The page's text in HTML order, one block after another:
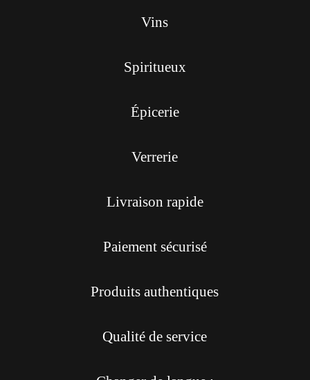
Vins
Spiritueux
Épicerie
Verrerie
Livraison rapide
Paiement sécurisé
Produits authentiques
Qualité de service